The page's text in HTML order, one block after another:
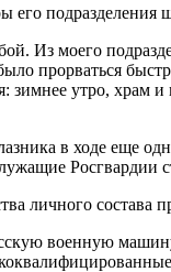
его
Из моего
прорваться
зимнее утро, храм
в ходе еще
Росгвардии
личного состава
военную